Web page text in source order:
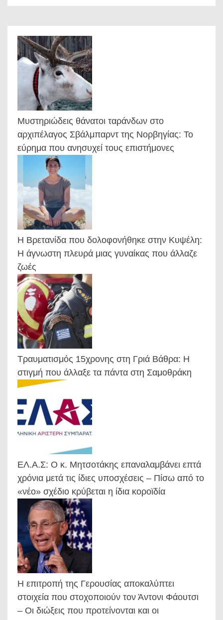
Μυστηριώδεις θάνατοι ταράνδων στο
αρχιπέλαγος Σβάλμπαρντ της Νορβηγίας: Το
εύρημα που ανησυχεί τους επιστήμονες
Η Βρετανίδα που δολοφονήθηκε στην Κυψέλη:
Η άγνωστη πλευρά μιας γυναίκας που άλλαζε
ζωές
Τραυματισμός 15χρονης στη Γριά Βάθρα: Η
στιγμή που άλλαξε τα πάντα στη Σαμοθράκη
ΕΛ.Α.Σ: Ο κ. Μητσοτάκης επαναλαμβάνει επτά
χρόνια μετά τις ίδιες υποσχέσεις – Πίσω από το
«νέο» σχέδιο κρύβεται η ίδια κοροϊδία
Η επιτροπή της Γερουσίας αποκαλύπτει
στοιχεία που στοχοποιούν τον Άντονι Φάουτσι
– Οι διώξεις που προτείνονται και οι